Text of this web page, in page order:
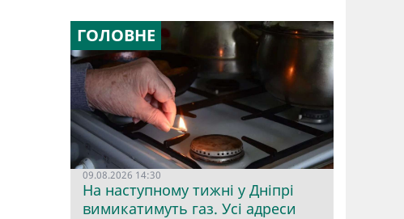
ГОЛОВНЕ
09.08.2026 14:30
На наступному тижні у Дніпрі
вимикатимуть газ. Усі адреси